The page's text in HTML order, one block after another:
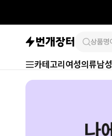
카테고리 여성의류남